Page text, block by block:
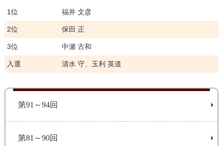
1位 福井 文彦
2位 保田 正
3位 中瀬 古和
入選 清水 守、玉利 英道
第91～94回
第81～90回